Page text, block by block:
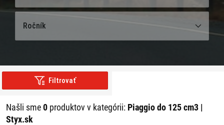
Ročník
Filtrovať
Našli sme0 produktov v kategórii: Piaggio do 125 cm3 |
Styx.sk